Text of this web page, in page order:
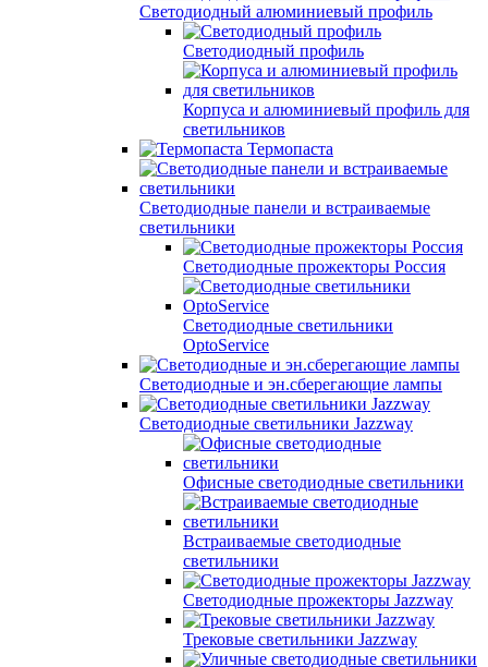
Светодиодный алюминиевый профиль
Светодиодный профиль
Корпуса и алюминиевый профиль для
светильников
Термопаста
Светодиодные панели и встраиваемые
светильники
Светодиодные прожекторы Россия
Светодиодные светильники
OptoService
Светодиодные и эн.сберегающие лампы
Светодиодные светильники Jazzway
Офисные светодиодные светильники
Встраиваемые светодиодные
светильники
Светодиодные прожекторы Jazzway
Трековые светильники Jazzway